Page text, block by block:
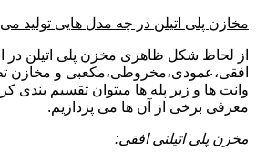
مخازن پلی اتیلن در چه مدل هایی تولید
از لحاظ شکل ظاهری مخزن پلی اتیلن در
افقی،عمودی،مخروطی،مکعبی و مخازن
وانت ها و زیر پله ها میتوان تقسیم بندی
معرفی برخی از آن ها می پردازیم.
مخزن پلی اتیلنی افقی: